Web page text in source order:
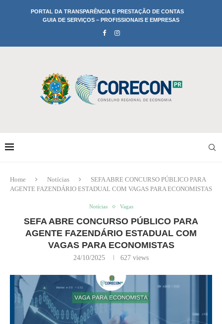
PORTAL DA TRANSPARÊNCIA E PRESTAÇÃO DE CONTAS
GUIA DE SERVIÇOS – PROFISSIONAIS E EMPRESAS
Home Notícias
SEFA ABRE CONCURSO PÚBLICO PARA
AGENTE FAZENDÁRIO ESTADUAL COM VAGAS PARA ECONOMISTAS
Notícias Vagas
SEFA ABRE CONCURSO PÚBLICO PARA
AGENTE FAZENDÁRIO ESTADUAL COM
VAGAS PARA ECONOMISTAS
24/10/2025 627 views